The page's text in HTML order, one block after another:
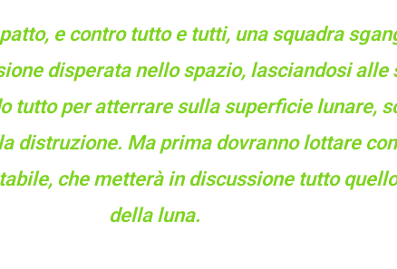
e contro tutto e tutti, una squadra
disperata nello spazio, lasciandosi alle
tutto per atterrare sulla superficie lunare,
distruzione. Ma prima dovranno lottare
che metterà in discussione tutto
della luna.